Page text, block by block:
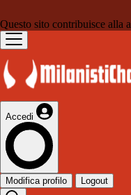
Questo sito contribuisce alla
Accedi
Modifica profilo Logout